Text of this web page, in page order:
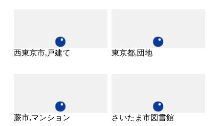
西東京市,戸建て 東京都,団地
蕨市,マンション さいたま市図書館